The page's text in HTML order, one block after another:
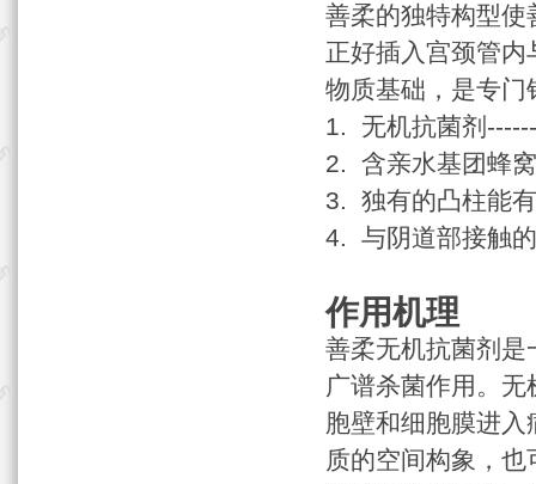
善柔的独特构型
正好插入宫颈管
物质基础，是专门
1. 无机抗菌剂
2. 含亲水基团蜂
3. 独有的凸柱能
4. 与阴道部接触
作用机理
善柔无机抗菌剂是
广谱杀菌作用。
胞壁和细胞膜进
质的空间构象，